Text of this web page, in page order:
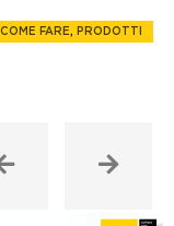
COME FARE , PRODOTTI